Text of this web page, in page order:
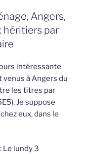
Angers,
héritiers par
intéressante
à Angers du
les titres par
Je suppose
eux, dans le
: Le lundy 3